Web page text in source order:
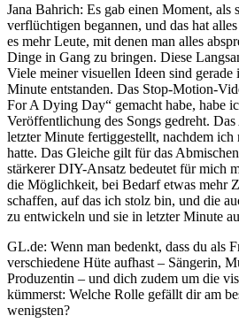
Jana Bahrich: Es gab einen Moment, als
verflüchtigen begannen, und das hat
es mehr Leute, mit denen man alles
Dinge in Gang zu bringen. Diese
Viele meiner visuellen Ideen sind
Minute entstanden. Das Stop-Motion-
For A Dying Day“ gemacht habe, habe
Veröffentlichung des Songs gedreht.
letzter Minute fertiggestellt, nachdem ich
hatte. Das Gleiche gilt für das
stärkerer DIY-Ansatz bedeutet für mich
die Möglichkeit, bei Bedarf etwas mehr
schaffen, auf das ich stolz bin, und die
zu entwickeln und sie in letzter Minute
GL.de: Wenn man bedenkt, dass du als
verschiedene Hüte aufhast – Sängerin,
Produzentin – und dich zudem um die
kümmerst: Welche Rolle gefällt dir am
wenigsten?